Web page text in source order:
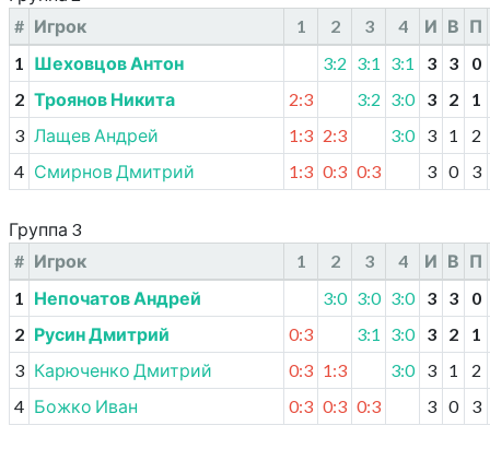
# Игрок 1 2 3 4 И В П
1
Шеховцов Антон 3:2 3:1 3:1 3 3
0
2 Троянов Никита 2:3 3:2 3:0 3 2
1
3 Лащев Андрей 1:3 2:3 3:0 3 1
2
4 Смирнов Дмитрий 1:3 0:3 0:3 3 0 3
Группа 3
# Игрок 1 2 3 4 И В П
1
Непочатов Андрей 3:0 3:0 3:0 3 3
0
2 Русин Дмитрий 0:3 3:1 3:0 3 2
1
3 Карюченко Дмитрий 0:3 1:3 3:0 3 1
2
4 Божко Иван 0:3 0:3 0:3 3 0 3